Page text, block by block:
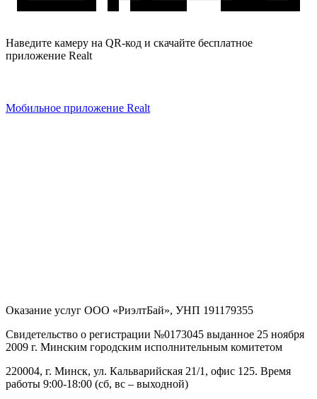
Наведите камеру на QR-код и скачайте бесплатное
приложение Realt
Мобильное приложение Realt
Оказание услуг ООО «РиэлтБай», УНП 191179355
Свидетельство о регистрации №0173045 выданное 25 ноября
2009 г. Минским городским исполнительным комитетом
220004, г. Минск, ул. Кальварийская 21/1, офис 125. Время
работы 9:00-18:00 (сб, вс – выходной)